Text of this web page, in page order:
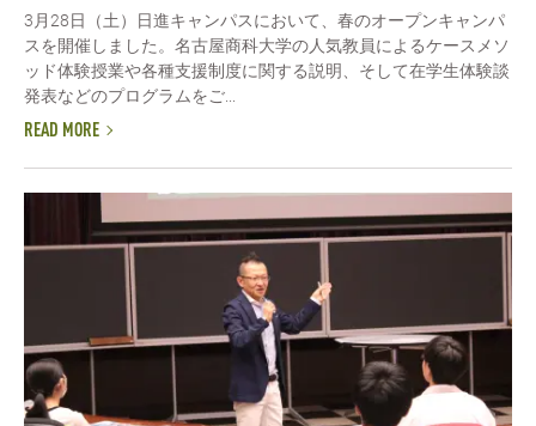
3月28日（土）日進キャンパスにおいて、春のオープンキャンパ
スを開催しました。名古屋商科大学の人気教員によるケースメソ
ッド体験授業や各種支援制度に関する説明、そして在学生体験談
発表などのプログラムをご...
READ MORE